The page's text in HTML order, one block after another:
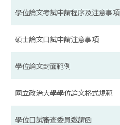
學位論文考試申請程序及注意事項
碩士論文口試申請注意事項
學位論文封面範例
國立政治大學學位論文格式規範
學位口試審查委員邀請函